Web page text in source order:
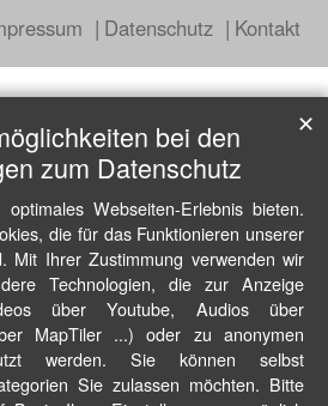
Datenschutz Kontakt
bei den
zum Datenschutz
Webseiten-Erlebnis bieten.
die für das Funktionieren unserer
Mit Ihrer Zustimmung verwenden wir
Technologien, die zur Anzeige
über Youtube, Audios über
MapTiler ...) oder zu anonymen
werden. Sie können selbst
Sie zulassen möchten. Bitte
✕